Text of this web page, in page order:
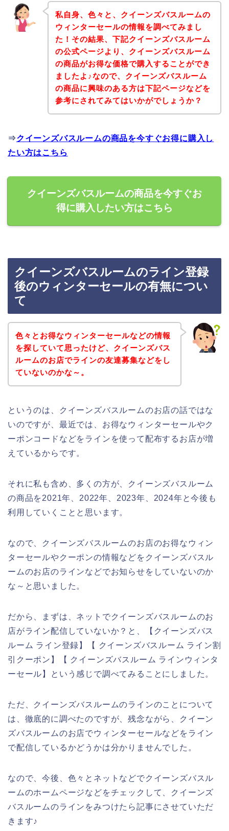
私自身、色々と、クイーンズバスルームの
ウィンターセールの情報を調べてみまし
た！その結果、下記クイーンズバスルーム
の公式ページより、クイーンズバスルーム
の商品がお得な価格で購入することができ
ましたよ♪なので、クイーンズバスルーム
の商品に興味のある方は下記ページなどを
参考にされてみてはいかがでしょうか？
⇒クイーンズバスルームの商品を今すぐお得に購入し
たい方はこちら
クイーンズバスルームの商品を今すぐお
得に購入したい方はこちら
クイーンズバスルームのライン登録
後のウィンターセールの有無につい
て
色々とお得なウィンターセールなどの情報
を探していて思ったけど、クイーンズバス
ルームのお店でラインの友達募集などをし
ていないのかな～。
というのは、クイーンズバスルームのお店の話ではな
いのですが、最近では、お得なウィンターセールやク
ーポンコードなどをラインを使って配布するお店が増
えているからです。
それに私も含め、多くの方が、クイーンズバスルーム
の商品を2021年、2022年、2023年、2024年と今後も
利用していくことと思います。
なので、クイーンズバスルームのお店のお得なウィン
ターセールやクーポンの情報などをクイーンズバスル
ームのお店のラインなどでお知らせをしていないのか
な～と思いました。
だから、まずは、ネットでクイーンズバスルームのお
店がライン配信していないか？と、【クイーンズバス
ルーム ライン登録】【 クイーンズバスルーム ライン割
引クーポン】【 クイーンズバスルーム ラインウィンタ
ーセール】という感じで調べてみることにしました。
ただ、クイーンズバスルームのラインのことについて
は、徹底的に調べたのですが、残念ながら、クイーン
ズバスルームのお店でウィンターセールなどをライン
で配信しているかどうかは分かりませんでした。
なので、今後、色々とネットなどでクイーンズバスル
ームのホームページなどをチェックして、クイーンズ
バスルームのラインをみつけたら記事にさせていただ
きます♪